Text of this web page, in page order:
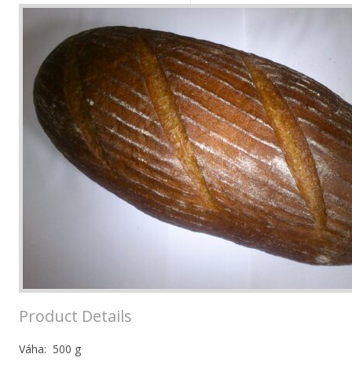
Product Details
Váha: 500 g